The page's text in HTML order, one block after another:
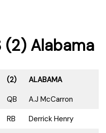
(2) Alabama
(2)
ALABAMA
QB
A.J McCarron
RB
Derrick Henry